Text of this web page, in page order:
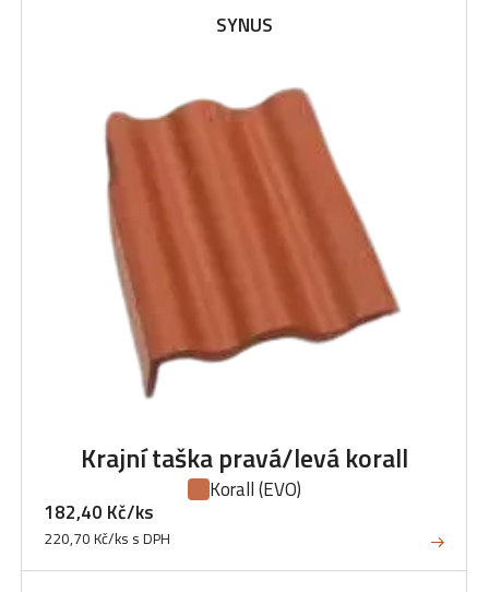
SYNUS
Krajní taška pravá/levá korall
Korall(EVO)
182,40 Kč/ks
220,70 Kč/ks s DPH